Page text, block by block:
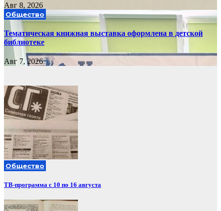
Авг 8, 2026
Общество
Тематическая книжная выставка оформлена в детской
библиотеке
Авг 7, 2026
Общество
ТВ-программа с 10 по 16 августа